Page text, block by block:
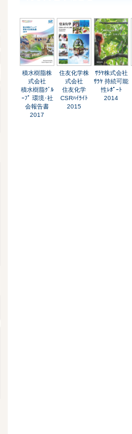
積水樹脂株
式会社
積水樹脂ｸﾞﾙ
ｰﾌﾟ 環境･社
会報告書
2017
住友化学株
式会社
住友化学
CSRﾊｲﾗｲﾄ
2015
ｻﾗﾔ株式会社
ｻﾗﾔ 持続可能
性ﾚﾎﾟｰﾄ
2014